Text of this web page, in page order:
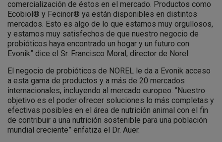
comercialización de éstos en el mercado. Productos como
Ecobiol® y Fecinor® ya están disponibles en distintos
mercados. Esto es algo de lo que estamos muy orgullosos,
y estamos muy satisfechos de que nuestro negocio de
probióticos haya encontrado un hogar y un futuro con
Evonik” dice el Sr. Francisco Moral, director de Norel.
El negocio de probióticos de NOREL le da a Evonik acceso
a esta gama de productos y a más de 20 mercados
internacionales, incluyendo al mercado europeo. “Nuestro
objetivo es el poder ofrecer soluciones lo más completas y
efectivas posibles en el área de nutrición animal con el fin
de contribuir a una nutrición sostenible para una población
mundial creciente” enfatiza el Dr. Auer.